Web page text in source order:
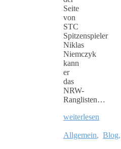
Seite
von
STC
Spitzenspieler
Niklas
Niemczyk
kann
er
das
NRW-
Ranglisten…
weiterlesen
Allgemein, Blog,